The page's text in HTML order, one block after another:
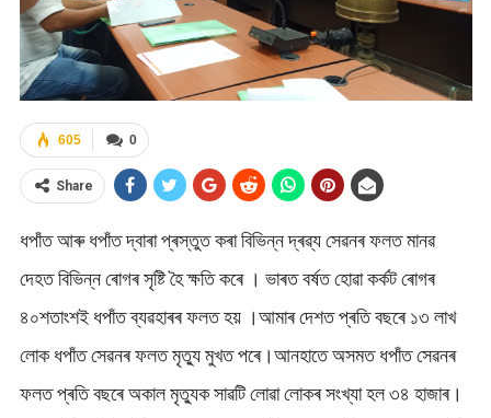
0
605
Share
ধপাঁত আৰু ধপাঁত দ্বাৰা প্ৰস্তুত কৰা বিভিন্ন দ্ৰৱ্য সেৱনৰ ফলত মানৱ
দেহত বিভিন্ন ৰোগৰ সৃষ্টি হৈ ক্ষতি কৰে । ভাৰত বৰ্ষত হোৱা কৰ্কট ৰোগৰ
৪০শতাংশই ধপাঁত ব্যৱহাৰৰ ফলত হয় ।আমাৰ দেশত প্ৰতি বছৰে ১৩ লাখ
লোক ধপাঁত সেৱনৰ ফলত মৃত্যু মুখত পৰে।আনহাতে অসমত ধপাঁত সেৱনৰ
ফলত প্ৰতি বছৰে অকাল মৃত্যুক সাৱটি লোৱা লোকৰ সংখ্যা হল ৩৪ হাজাৰ।